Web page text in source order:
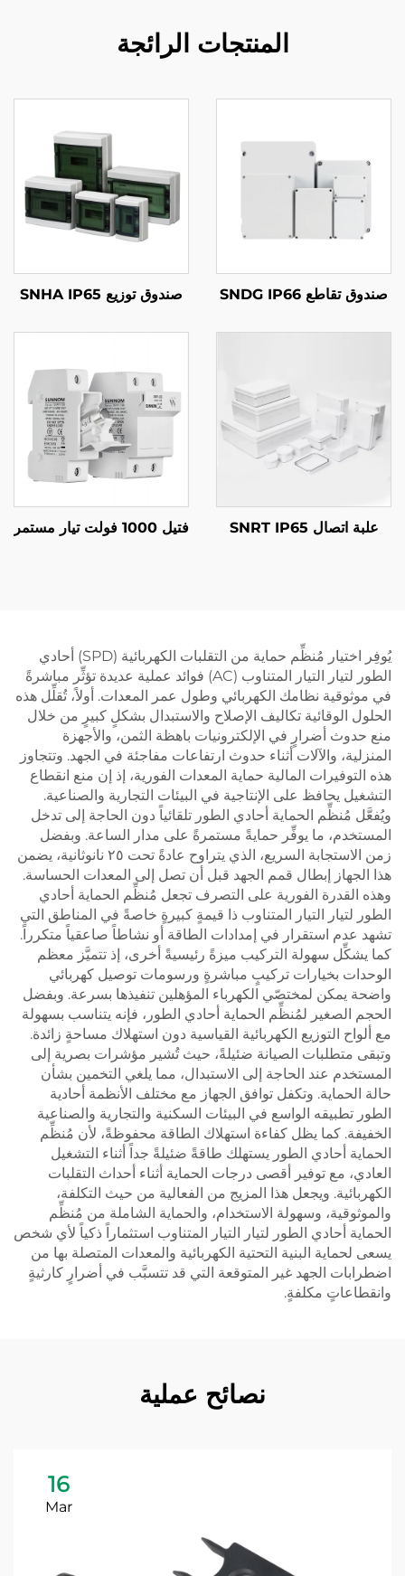
المنتجات الرائجة
صندوق تقاطع SNDG IP66 صندوق توزيع SNHA IP65
علبة اتصال SNRT IP65 فتيل 1000 فولت تيار مستمر
يُوفِر اختيار مُنظِّم حماية من التقلبات الكهربائية (SPD) أحادي
الطور لتيار التيار المتناوب (AC) فوائد عملية عديدة تؤثِّر مباشرةً
في موثوقية نظامك الكهربائي وطول عمر المعدات. أولاً، تُقلِّل هذه
الحلول الوقائية تكاليف الإصلاح والاستبدال بشكلٍ كبيرٍ من خلال
منع حدوث أضرارٍ في الإلكترونيات باهظة الثمن، والأجهزة
المنزلية، والآلات أثناء حدوث ارتفاعات مفاجئة في الجهد. وتتجاوز
هذه التوفيرات المالية حماية المعدات الفورية، إذ إن منع انقطاع
التشغيل يحافظ على الإنتاجية في البيئات التجارية والصناعية.
ويُفعَّل مُنظِّم الحماية أحادي الطور تلقائياً دون الحاجة إلى تدخل
المستخدم، ما يوفِّر حمايةً مستمرةً على مدار الساعة. وبفضل
زمن الاستجابة السريع، الذي يتراوح عادةً تحت ٢٥ نانوثانية، يضمن
هذا الجهاز إبطال قمم الجهد قبل أن تصل إلى المعدات الحساسة.
وهذه القدرة الفورية على التصرف تجعل مُنظِّم الحماية أحادي
الطور لتيار التيار المتناوب ذا قيمةٍ كبيرةٍ خاصةً في المناطق التي
تشهد عدم استقرار في إمدادات الطاقة أو نشاطاً صاعقياً متكرراً.
كما يشكِّل سهولة التركيب ميزةً رئيسيةً أخرى، إذ تتميَّز معظم
الوحدات بخيارات تركيبٍ مباشرةٍ ورسومات توصيل كهربائي
واضحة يمكن لمختصّي الكهرباء المؤهلين تنفيذها بسرعة. وبفضل
الحجم الصغير لمُنظِّم الحماية أحادي الطور، فإنه يتناسب بسهولة
مع ألواح التوزيع الكهربائية القياسية دون استهلاك مساحةٍ زائدة.
وتبقى متطلبات الصيانة ضئيلةً، حيث تُشير مؤشرات بصرية إلى
المستخدم عند الحاجة إلى الاستبدال، مما يلغي التخمين بشأن
حالة الحماية. وتكفل توافق الجهاز مع مختلف الأنظمة أحادية
الطور تطبيقه الواسع في البيئات السكنية والتجارية والصناعية
الخفيفة. كما يظل كفاءة استهلاك الطاقة محفوظةً، لأن مُنظِّم
الحماية أحادي الطور يستهلك طاقةً ضئيلةً جداً أثناء التشغيل
العادي، مع توفير أقصى درجات الحماية أثناء أحداث التقلبات
الكهربائية. ويجعل هذا المزيج من الفعالية من حيث التكلفة،
والموثوقية، وسهولة الاستخدام، والحماية الشاملة من مُنظِّم
الحماية أحادي الطور لتيار التيار المتناوب استثماراً ذكياً لأي شخص
يسعى لحماية البنية التحتية الكهربائية والمعدات المتصلة بها من
اضطرابات الجهد غير المتوقعة التي قد تتسبَّب في أضرارٍ كارثيةٍ
وانقطاعاتٍ مكلفةٍ.
نصائح عملية
16
Mar